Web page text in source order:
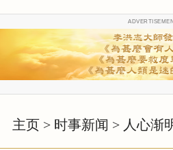
主页 > 时事新闻 > 人心渐